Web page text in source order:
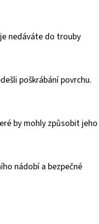
nedáváte do trouby
poškrábání povrchu.
by mohly způsobit jeho
nádobí a bezpečné